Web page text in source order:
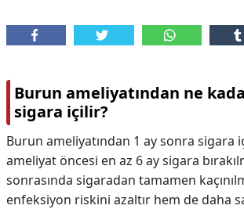
Burun ameliyatından ne
sigara içilir?
Burun ameliyatından 1 ay sonra sigara
ameliyat öncesi en az 6 ay sigara
sonrasında sigaradan tamamen
enfeksiyon riskini azaltır hem de daha